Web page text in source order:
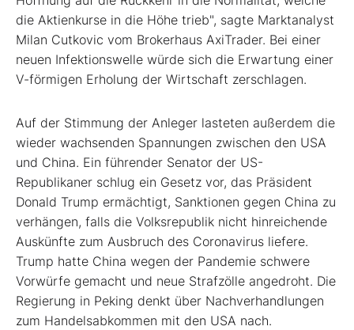
die Aktienkurse in die Höhe trieb", sagte Marktanalyst
Milan Cutkovic vom Brokerhaus AxiTrader. Bei einer
neuen Infektionswelle würde sich die Erwartung einer
V-förmigen Erholung der Wirtschaft zerschlagen.
Auf der Stimmung der Anleger lasteten außerdem die
wieder wachsenden Spannungen zwischen den USA
und China. Ein führender Senator der US-
Republikaner schlug ein Gesetz vor, das Präsident
Donald Trump ermächtigt, Sanktionen gegen China zu
verhängen, falls die Volksrepublik nicht hinreichende
Auskünfte zum Ausbruch des Coronavirus liefere.
Trump hatte China wegen der Pandemie schwere
Vorwürfe gemacht und neue Strafzölle angedroht. Die
Regierung in Peking denkt über Nachverhandlungen
zum Handelsabkommen mit den USA nach.